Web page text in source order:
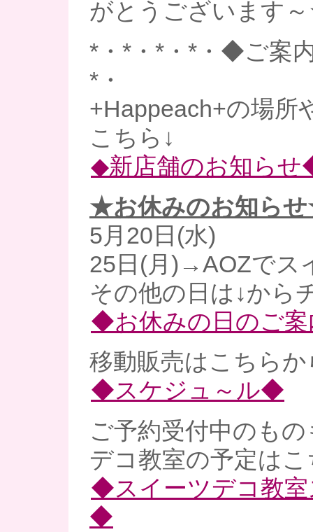
がとうございます
*・*・*・*・◆ご案
*・
+Happeach+の場所
こちら↓
◆新店舗のお知ら
★お休みのお知ら
5月20日(水)
25日(月)→AOZでス
その他の日は↓から
◆お休みの日のご
移動販売はこちら
◆スケジュ～ル◆
ご予約受付中のも
デコ教室の予定はこ
◆スイーツデコ教室
◆